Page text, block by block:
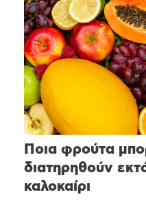
Ποια φρούτα
διατηρηθούν
καλοκαίρι